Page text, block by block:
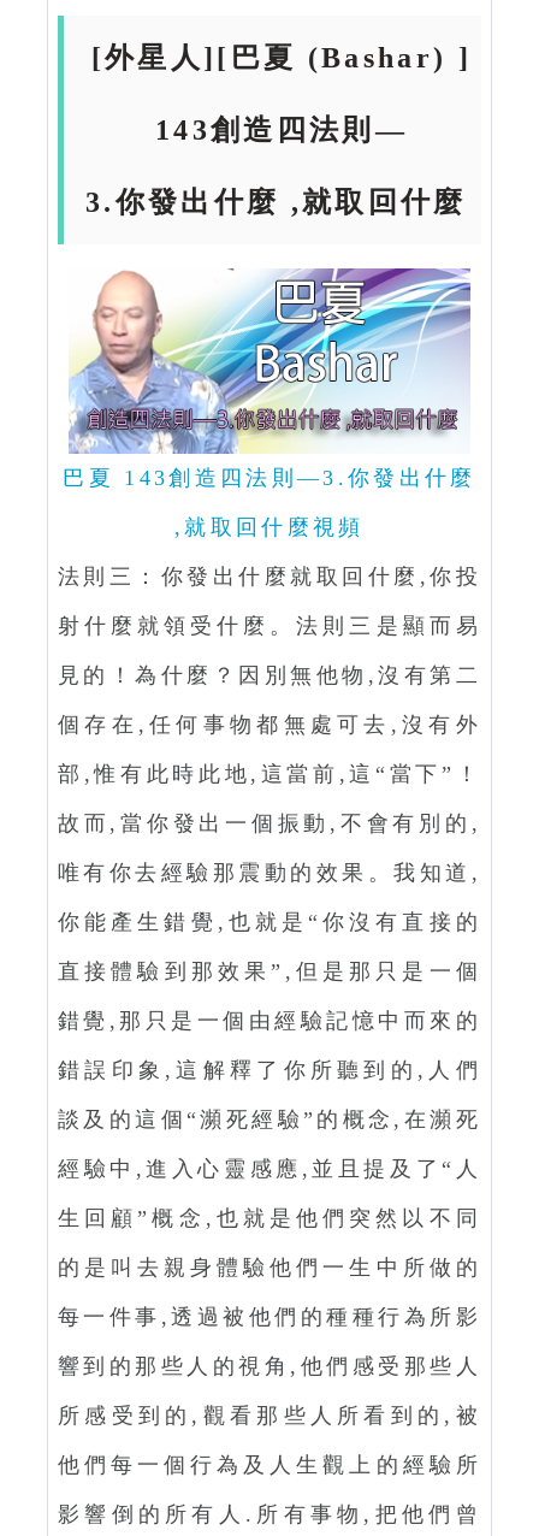
[外星人][巴夏 (Bashar) ]
143創造四法則—
3.你發出什麼 ,就取回什麼
巴夏 143創造四法則—3.你發出什麼
,就取回什麼視頻
法則三：你發出什麼就取回什麼,你投
射什麼就領受什麼。法則三是顯而易
見的！為什麼？因別無他物,沒有第二
個存在,任何事物都無處可去,沒有外
部,惟有此時此地,這當前,這“當下”！
故而,當你發出一個振動,不會有別的,
唯有你去經驗那震動的效果。我知道,
你能產生錯覺,也就是“你沒有直接的
直接體驗到那效果”,但是那只是一個
錯覺,那只是一個由經驗記憶中而來的
錯誤印象,這解釋了你所聽到的,人們
談及的這個“瀕死經驗”的概念,在瀕死
經驗中,進入心靈感應,並且提及了“人
生回顧”概念,也就是他們突然以不同
的是叫去親身體驗他們一生中所做的
每一件事,透過被他們的種種行為所影
響到的那些人的視角,他們感受那些人
所感受到的,觀看那些人所看到的,被
他們每一個行為及人生觀上的經驗所
影響倒的所有人.所有事物,把他們曾